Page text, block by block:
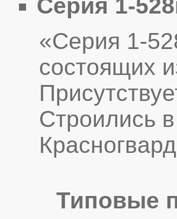
Серия 1-
«Серия 1-
состоящих
Строились
Типовые